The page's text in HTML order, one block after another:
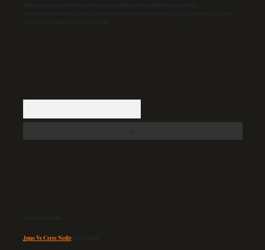
Hukuka ve yasal düzenlemelere aykırı olduğunu düşündüğünüz içerikleri,
backlinkpanelicomtr@gmail.com adresine bildirmeniz halinde, ilgili içerikler yasal süre
içerisinde sitemizden kaldırılacaktır.
Son yorumlar
Juno Ve Ceres Nediriçin admin